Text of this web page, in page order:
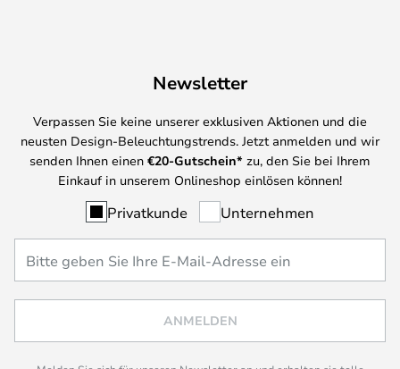
Newsletter
Verpassen Sie keine unserer exklusiven Aktionen und die
neusten Design-Beleuchtungstrends. Jetzt anmelden und wir
senden Ihnen einen €20-Gutschein* zu, den Sie bei Ihrem
Einkauf in unserem Onlineshop einlösen können!
Privatkunde Unternehmen
ANMELDEN